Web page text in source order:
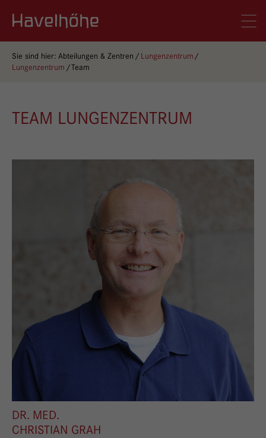
Sie sind hier: Abteilungen & Zentren
Lungenzentrum
Lungenzentrum
Team
TEAM LUNGENZENTRUM
DR. MED.
CHRISTIAN GRAH